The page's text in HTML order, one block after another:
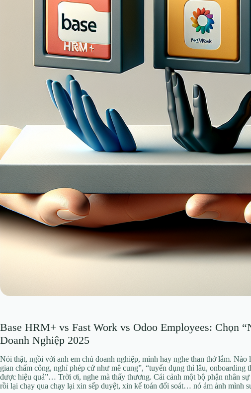
Base HRM+ vs Fast Work vs Odoo Employees: Chọn
Doanh Nghiệp 2025
Nói thật, ngồi với anh em chủ doanh nghiệp, mình hay nghe than thở lắm.
gian chấm công, nghỉ phép cứ như mê cung”, “tuyển dụng thì lâu, onboarding
được hiệu quả”… Trời ơi, nghe mà thấy thương. Cái cảnh một bộ phận nhân
rồi lại chạy qua chạy lại xin sếp duyệt, xin kế toán đối soát… nó ám ảnh mình